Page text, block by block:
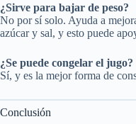
¿Sirve para bajar de peso?
No por sí solo. Ayuda a
azúcar y sal, y esto puede
¿Se puede congelar el jugo?
Sí, y es la mejor forma de
Conclusión